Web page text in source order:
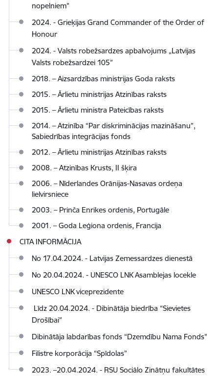
nopelniem”
2024. - Grieķijas Grand Commander of the Order of
Honour
2024. - Valsts robežsardzes apbalvojums „Latvijas
Valsts robežsardzei 105”
2018. – Aizsardzības ministrijas Goda raksts
2015. – Ārlietu ministrijas Atzinības raksts
2015. – Ārlietu ministra Pateicības raksts
2014. – Atzinība “Par diskriminācijas mazināšanu”,
Sabiedrības integrācijas fonds
2012. – Ārlietu ministrijas Atzinības raksts
2008. – Atzinības Krusts, II šķira
2006. – Nīderlandes Orānijas-Nasavas ordeņa
lielvirsniece
2003. – Prinča Enrikes ordenis, Portugāle
2001. – Goda Leģiona ordenis, Francija
CITA INFORMĀCIJA
No 17.04.2024. - Latvijas Zemessardzes dienestā
No 20.04.2024. - UNESCO LNK Asamblejas locekle
UNESCO LNK viceprezidente
Līdz 20.04.2024. - Dibinātāja biedrība “Sievietes
Drošībai”
Dibinātāja labdarības fonds “Dzemdību Nama Fonds”
Filistre korporācija “Spīdolas”
2023. –20.04.2024. - RSU Sociālo Zinātņu fakultātes